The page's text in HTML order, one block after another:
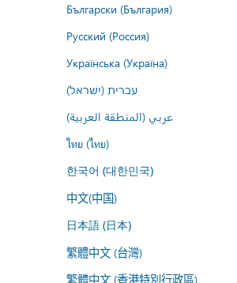
Български (България)
Русский (Россия)
Українська (Україна)
עברית (ישראל)
عربي (المنطقة العربية)
ไทย (ไทย)
한국어 (대한민국)
中文(中国)
日本語 (日本)
繁體中文 (台灣)
繁體中文 (香港特別行政區)